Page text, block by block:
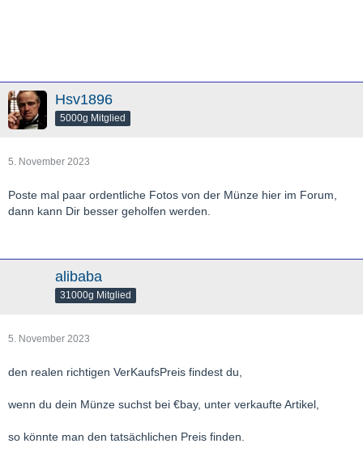
Hsv1896
5000g Mitglied
5. November 2023
Poste mal paar ordentliche Fotos von der Münze hier im Forum,
dann kann Dir besser geholfen werden.
alibaba
31000g Mitglied
5. November 2023
den realen richtigen VerKaufsPreis findest du,
wenn du dein Münze suchst bei €bay, unter verkaufte Artikel,
so könnte man den tatsächlichen Preis finden.